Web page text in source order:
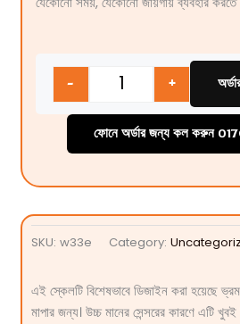
Quantity
- +
ফোনে অর্ডার জন্য কল করুন
SKU: w33e Category:
এই স্কেলটি বিশেষভাবে ডিজাইন করা হয়েছে
মাপার জন্য। উচ্চ মানের সেন্সরের কারণে এটি